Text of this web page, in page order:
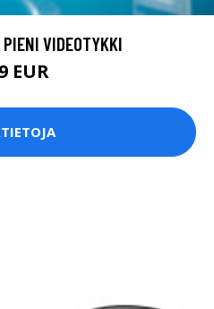
VIDEOTYKKI
EUR